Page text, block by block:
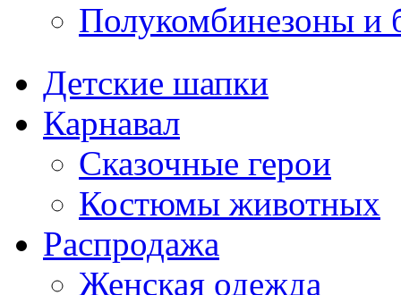
Полукомбинезоны и
Детские шапки
Карнавал
Сказочные герои
Костюмы животных
Распродажа
Женская одежда